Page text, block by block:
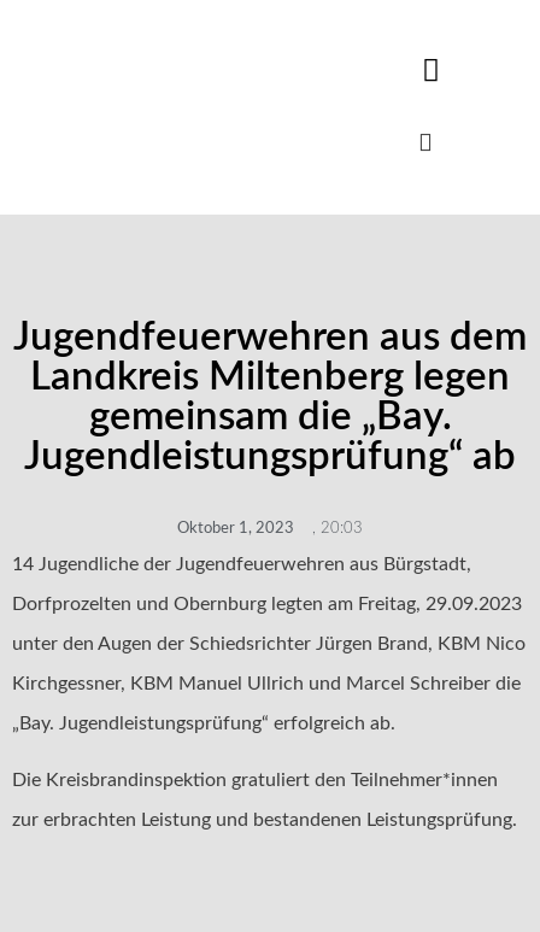
Jugendfeuerwehren aus dem
Landkreis Miltenberg legen
gemeinsam die „Bay.
Jugendleistungsprüfung“ ab
Oktober 1, 2023 20:03
14 Jugendliche der Jugendfeuerwehren aus Bürgstadt,
Dorfprozelten und Obernburg legten am Freitag, 29.09.2023
unter den Augen der Schiedsrichter Jürgen Brand, KBM Nico
Kirchgessner, KBM Manuel Ullrich und Marcel Schreiber die
„Bay. Jugendleistungsprüfung“ erfolgreich ab.
Die Kreisbrandinspektion gratuliert den Teilnehmer*innen
zur erbrachten Leistung und bestandenen Leistungsprüfung.